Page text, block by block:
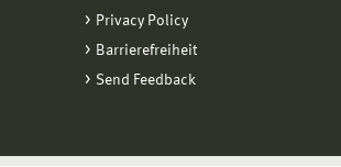
Privacy Policy
Barrierefreiheit
Send Feedback